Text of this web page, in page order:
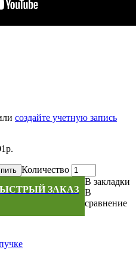
создайте учетную запись
Количество
ЗАКАЗ
В закладки
В
сравнение